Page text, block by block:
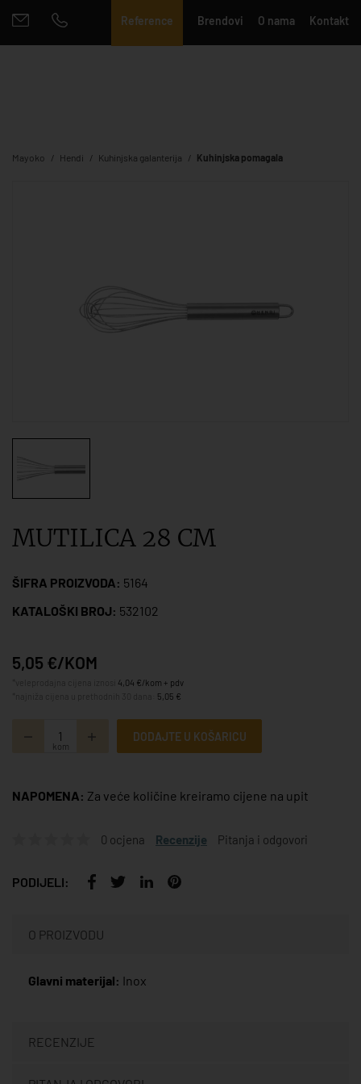
Reference Brendovi O nama Kontakt
Mayoko Hendi Kuhinjska galanterija Kuhinjska pomagala
MUTILICA 28 CM
ŠIFRA PROIZVODA: 5164
KATALOŠKI BROJ: 532102
5,05 €/KOM
4,04 €/kom + pdv
5,05 €
kom
DODAJTE U KOŠARICU
NAPOMENA: Za veće količine kreiramo cijene na upit
0 ocjena Recenzije Pitanja i odgovori
PODIJELI:
O PROIZVODU
Glavni materijal: Inox
RECENZIJE